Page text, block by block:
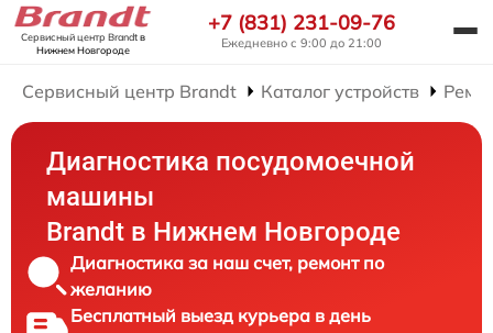
Сервисный центр Brandtв
Нижнем Новгороде
+7 (831) 231-09-76
Ежедневно с 9:00 до 21:00
Сервисный центр Brandt Каталог устройств
Диагностика посудомоечной
машины
Brandt в Нижнем Новгороде
Диагностика за наш счет, ремонт по
желанию
Бесплатный выезд курьера в день